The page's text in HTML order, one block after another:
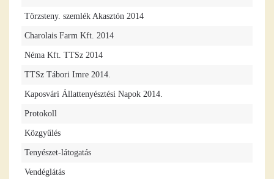
Törzsteny. szemlék Akasztón 2014
Charolais Farm Kft. 2014
Néma Kft. TTSz 2014
TTSz Tábori Imre 2014.
Kaposvári Állattenyésztési Napok 2014.
Protokoll
Közgyűlés
Tenyészet-látogatás
Vendéglátás